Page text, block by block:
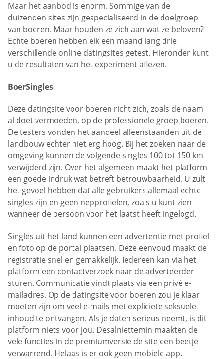
Maar het aanbod is enorm. Sommige van de
duizenden sites zijn gespecialiseerd in de doelgroep
van boeren. Maar houden ze zich aan wat ze beloven?
Echte boeren hebben elk een maand lang drie
verschillende online datingsites getest. Hieronder kunt
u de resultaten van het experiment aflezen.
BoerSingles
Deze datingsite voor boeren richt zich, zoals de naam
al doet vermoeden, op de professionele groep boeren.
De testers vonden het aandeel alleenstaanden uit de
landbouw echter niet erg hoog. Bij het zoeken naar de
omgeving kunnen de volgende singles 100 tot 150 km
verwijderd zijn. Over het algemeen maakt het platform
een goede indruk wat betreft betrouwbaarheid. U zult
het gevoel hebben dat alle gebruikers allemaal echte
singles zijn en geen nepprofielen, zoals u kunt zien
wanneer de persoon voor het laatst heeft ingelogd.
Singles uit het land kunnen een advertentie met profiel
en foto op de portal plaatsen. Deze eenvoud maakt de
registratie snel en gemakkelijk. Iedereen kan via het
platform een contactverzoek naar de adverteerder
sturen. Communicatie vindt plaats via een privé e-
mailadres. Op de datingsite voor boeren zou je klaar
moeten zijn om veel e-mails met expliciete seksuele
inhoud te ontvangen. Als je daten serieus neemt, is dit
platform niets voor jou. Desalniettemin maakten de
vele functies in de premiumversie de site een beetje
verwarrend. Helaas is er ook geen mobiele app.